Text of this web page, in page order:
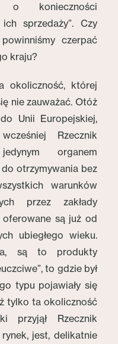
o konieczności
sprzedaży”. Czy
czerpać
kraju?
okoliczność, której
nie zauważać. Otóż
Unii Europejskiej,
Rzecznik
organem
otrzymywania bez
warunków
przez zakłady
oferowane są już od
ubiegłego wieku.
są to produkty
to gdzie był
typu pojawiały się
tylko ta okoliczność
przyjął Rzecznik
rynek, jest, delikatnie